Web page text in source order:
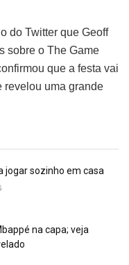
do Twitter que Geoff
sobre o The Game
que a festa vai
revelou uma grande
jogar sozinho em casa
na capa; veja